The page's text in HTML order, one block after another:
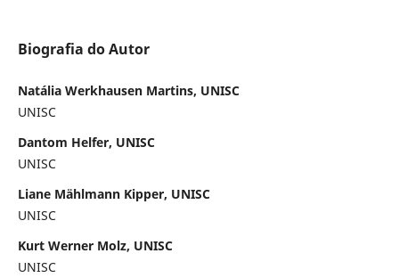
Biografia do Autor
Natália Werkhausen Martins, UNISC
UNISC
Dantom Helfer, UNISC
UNISC
Liane Mählmann Kipper, UNISC
UNISC
Kurt Werner Molz, UNISC
UNISC